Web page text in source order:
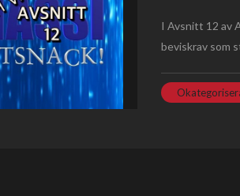
I Avsnitt 12 av
beviskrav som